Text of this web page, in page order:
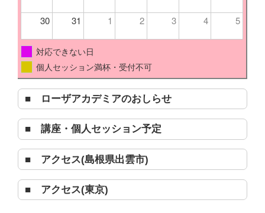
30 31 1 2 3 4 5
対応できない日
個人セッション満杯・受付不可
■ ローザアカデミアのおしらせ
■ 講座・個人セッション予定
■ アクセス(島根県出雲市)
■ アクセス(東京)